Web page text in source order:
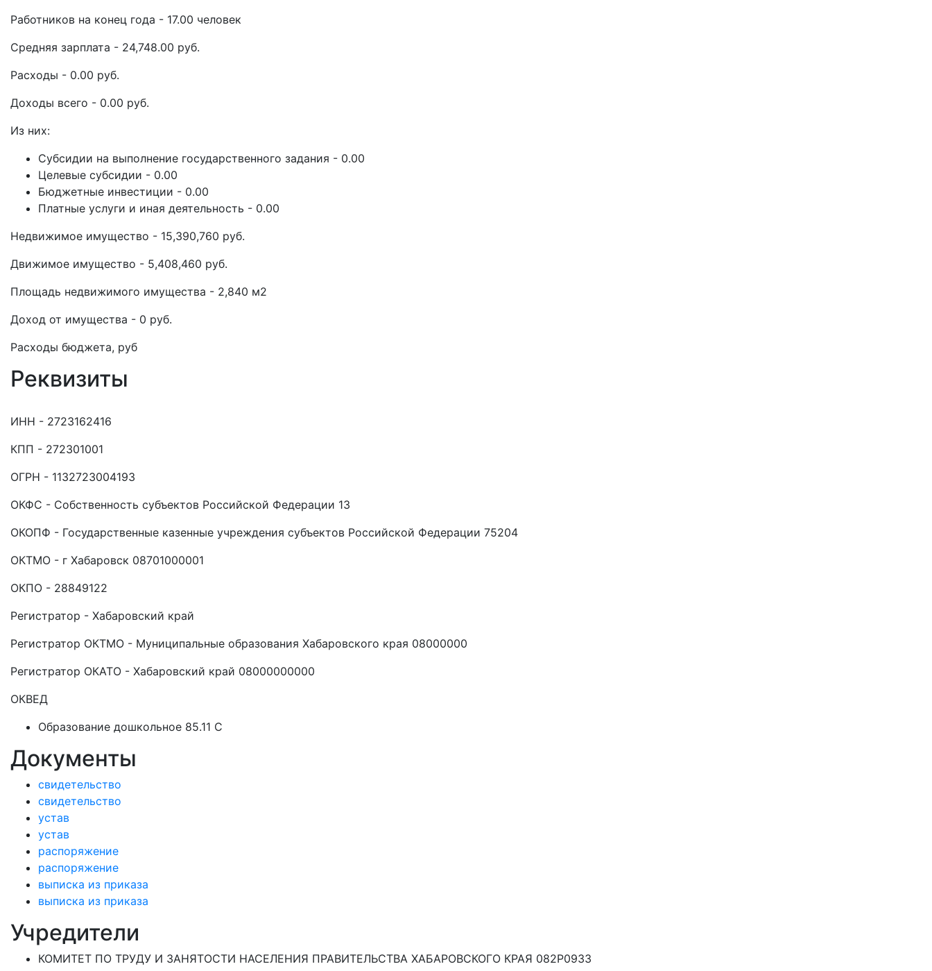
Работников на конец года - 17.00 человек
Средняя зарплата - 24,748.00 руб.
Расходы - 0.00 руб.
Доходы всего - 0.00 руб.
Из них:
Субсидии на выполнение государственного задания - 0.00
Целевые субсидии - 0.00
Бюджетные инвестиции - 0.00
Платные услуги и иная деятельность - 0.00
Недвижимое имущество - 15,390,760 руб.
Движимое имущество - 5,408,460 руб.
Площадь недвижимого имущества - 2,840 м2
Доход от имущества - 0 руб.
Расходы бюджета, руб
Реквизиты
ИНН - 2723162416
КПП - 272301001
ОГРН - 1132723004193
ОКФС - Собственность субъектов Российской Федерации 13
ОКОПФ - Государственные казенные учреждения субъектов Российской Федерации 75204
ОКТМО - г Хабаровск 08701000001
ОКПО - 28849122
Регистратор - Хабаровский край
Регистратор ОКТМО - Муниципальные образования Хабаровского края 08000000
Регистратор ОКАТО - Хабаровский край 08000000000
ОКВЕД
Образование дошкольное 85.11 C
Документы
свидетельство
свидетельство
устав
устав
распоряжение
распоряжение
выписка из приказа
выписка из приказа
Учредители
КОМИТЕТ ПО ТРУДУ И ЗАНЯТОСТИ НАСЕЛЕНИЯ ПРАВИТЕЛЬСТВА ХАБАРОВСКОГО КРАЯ 082Р0933